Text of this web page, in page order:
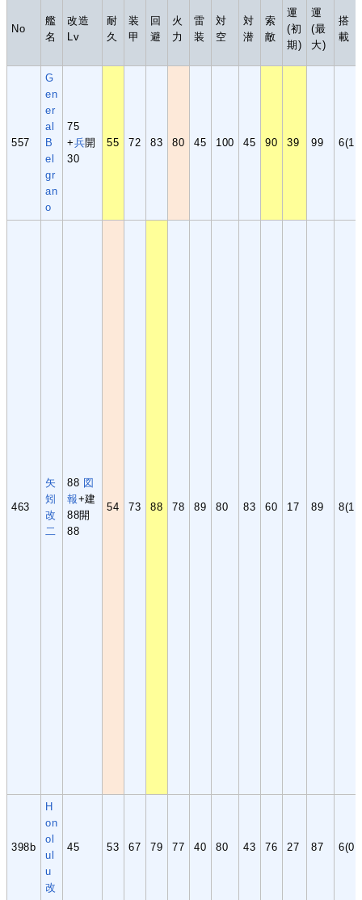
No
艦
名
改造
Lv
耐
久
装
甲
回
避
火
力
雷
装
対
空
対
潜
索
敵
運
(初
期)
運
(最
大)
搭
載
557
G
en
er
al
B
el
gr
an
o
75
+兵開
30
55 72 83 80 45 100 45 90 39 99
463
矢
矧
改
二
88 図
報+建
88開
88
54 73 88 78 89 80 83 60 17 89
398b
H
on
ol
ul
u
改
45 53 67 79 77 40 80 43 76 27 87